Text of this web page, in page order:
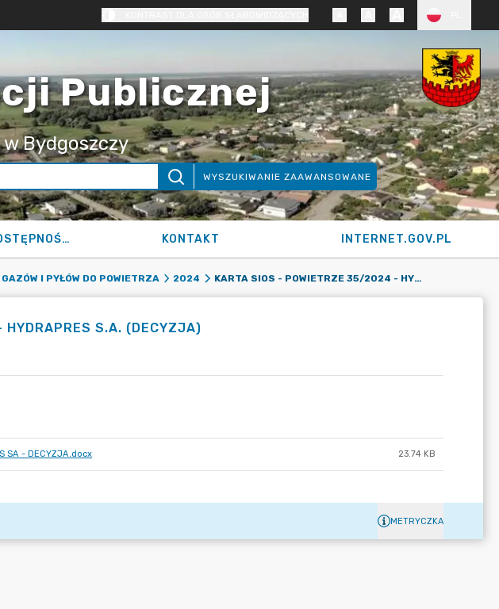
Publicznej
Bydgoszczy
WYSZUKIWANIE ZAAWANSOWANE
DEKLARACJA DOSTĘPNOŚCI KONTAKT INTERNET.GOV.PL
I PYŁÓW DO POWIETRZA 2024 KARTA SIOS - POWIETRZE 35/2024 - HYDRAPRES S.A. (DECYZJA)
S.A. (DECYZJA)
SA - DECYZJA.docx 23.74 KB
METRYCZKA